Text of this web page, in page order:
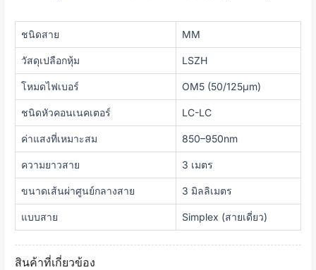
ชนิดสาย MM
วัสดุเปลือกหุ้ม LSZH
โหมดไฟเบอร์ OM5 (50/125μm)
ชนิดหัวคอนเนคเตอร์ LC-LC
ค่าแสงที่เหมาะสม 850–950nm
ความยาวสาย 3 เมตร
ขนาดเส้นผ่าศูนย์กลางสาย 3 มิลลิเมตร
แบบสาย Simplex (สายเดี่ยว)
สินค้าที่เกี่ยวข้อง